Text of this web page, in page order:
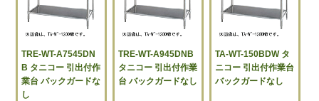
TRE-WT-A7545DN
B タニコー 引出付作
業台 バックガードな
し
TRE-WT-A945DNB
タニコー 引出付作業
台 バックガードなし
TA-WT-150BDW タ
ニコー 引出付作業台
バックガードなし